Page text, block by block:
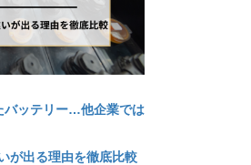
バッテリー…他企業では
が出る理由を徹底比較